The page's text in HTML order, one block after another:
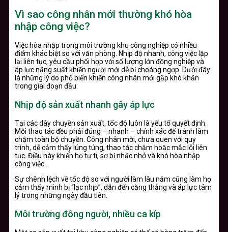
Vì sao công nhân mới thường khó hòa
nhập công việc?
Việc hòa nhập trong môi trường khu công nghiệp có nhiều
điểm khác biệt so với văn phòng. Nhịp độ nhanh, công việc lặp
lại liên tục, yêu cầu phối hợp với số lượng lớn đồng nghiệp và
áp lực năng suất khiến người mới dễ bị choáng ngợp. Dưới đây
là những lý do phổ biến khiến công nhân mới gặp khó khăn
trong giai đoạn đầu:
Nhịp độ sản xuất nhanh gây áp lực
Tại các dây chuyền sản xuất, tốc độ luôn là yếu tố quyết định.
Mỗi thao tác đều phải đúng – nhanh – chính xác để tránh làm
chậm toàn bộ chuyền. Công nhân mới, chưa quen với quy
trình, dễ cảm thấy lúng túng, thao tác chậm hoặc mắc lỗi liên
tục. Điều này khiến họ tự ti, sợ bị nhắc nhở và khó hòa nhập
công việc.
Sự chênh lệch về tốc độ so với người làm lâu năm cũng làm họ
cảm thấy mình bị “lạc nhịp”, dẫn đến căng thẳng và áp lực tâm
lý trong những ngày đầu tiên.
Môi trường đông người, nhiều ca kíp